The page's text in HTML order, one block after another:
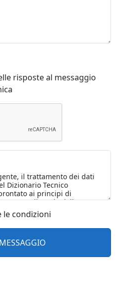
risposte al messaggio
le condizioni